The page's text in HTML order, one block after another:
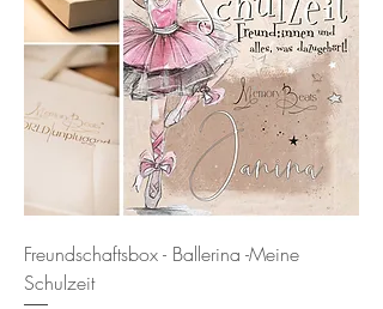
Freundschaftsbox - Ballerina -Meine
Schulzeit